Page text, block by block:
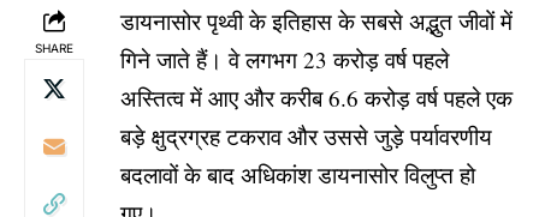
SHARE
डायनासोर पृथ्वी के इतिहास के सबसे अद्भुत जीवों में
गिने जाते हैं। वे लगभग 23 करोड़ वर्ष पहले
अस्तित्व में आए और करीब 6.6 करोड़ वर्ष पहले एक
बड़े क्षुद्रग्रह टकराव और उससे जुड़े पर्यावरणीय
बदलावों के बाद अधिकांश डायनासोर विलुप्त हो